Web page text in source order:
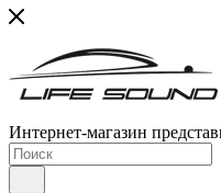
Интернет-магазин